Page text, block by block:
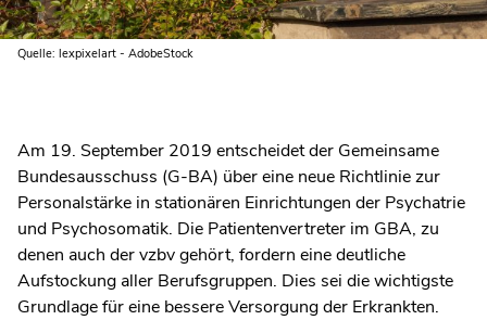
Quelle: lexpixelart - AdobeStock
Am 19. September 2019 entscheidet der Gemeinsame
Bundesausschuss (G-BA) über eine neue Richtlinie zur
Personalstärke in stationären Einrichtungen der Psychatrie
und Psychosomatik. Die Patientenvertreter im GBA, zu
denen auch der vzbv gehört, fordern eine deutliche
Aufstockung aller Berufsgruppen. Dies sei die wichtigste
Grundlage für eine bessere Versorgung der Erkrankten.